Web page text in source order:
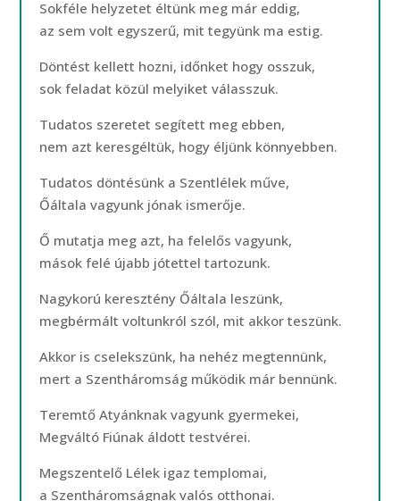
Sokféle helyzetet éltünk meg már eddig,
az sem volt egyszerű, mit tegyünk ma estig.
Döntést kellett hozni, időnket hogy osszuk,
sok feladat közül melyiket válasszuk.
Tudatos szeretet segített meg ebben,
nem azt keresgéltük, hogy éljünk könnyebben.
Tudatos döntésünk a Szentlélek műve,
Őáltala vagyunk jónak ismerője.
Ő mutatja meg azt, ha felelős vagyunk,
mások felé újabb jótettel tartozunk.
Nagykorú keresztény Őáltala leszünk,
megbérmált voltunkról szól, mit akkor teszünk.
Akkor is cselekszünk, ha nehéz megtennünk,
mert a Szentháromság működik már bennünk.
Teremtő Atyánknak vagyunk gyermekei,
Megváltó Fiúnak áldott testvérei.
Megszentelő Lélek igaz templomai,
a Szentháromságnak valós otthonai.